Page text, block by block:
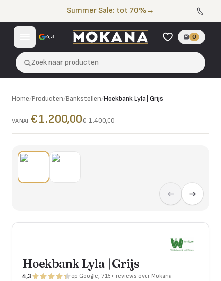
Summer Sale: tot 70% →
4,3 0
Zoek naar producten
Home/Producten/Bankstellen/Hoekbank Lyla | Grijs
VANAF€ 1.200,00€ 1.400,00
Hoekbank Lyla | Grijs
4,3 op Google, 715+ reviews over Mokana